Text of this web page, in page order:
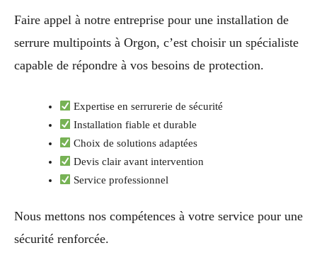
Faire appel à notre entreprise pour une installation de
serrure multipoints à Orgon, c’est choisir un spécialiste
capable de répondre à vos besoins de protection.
Expertise en serrurerie de sécurité
Installation fiable et durable
Choix de solutions adaptées
Devis clair avant intervention
Service professionnel
Nous mettons nos compétences à votre service pour une
sécurité renforcée.